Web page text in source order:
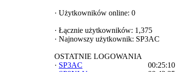
· Użytkowników online: 0
· Łącznie użytkowników: 1,375
· Najnowszy użytkownik: SP3AC
OSTATNIE LOGOWANIA
· SP3AC
00:25:10